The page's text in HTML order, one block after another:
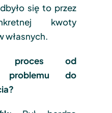
się to przez
kwoty
własnych.
proces od
problemu do